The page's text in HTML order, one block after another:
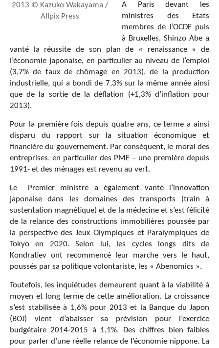
2013 © Kazuko Wakayama /
Allpix Press
A Paris devant les
ministres des Etats
membres de l’OCDE puis
à Bruxelles, Shinzo Abe a
vanté la réussite de son plan de « renaissance » de
l’économie japonaise, en particulier au niveau de l’emploi
(3,7% de taux de chômage en 2013), de la production
industrielle, qui a bondi de 7,3% sur la même année ainsi
que de la sortie de la déflation (+1,3% d’inflation pour
2013).
Pour la première fois depuis quatre ans, ce terme a ainsi
disparu du rapport sur la situation économique et
financière du gouvernement. Par conséquent, le moral des
entreprises, en particulier des PME – une première depuis
1991- et des ménages est revenu au vert.
Le Premier ministre a également vanté l’innovation
japonaise dans les domaines des transports (train à
sustentation magnétique) et de la médecine et s’est félicité
de la relance des constructions immobilières poussée par
la perspective des Jeux Olympiques et Paralympiques de
Tokyo en 2020. Selon lui, les cycles longs dits de
Kondratiev ont recommencé leur marche vers le haut,
poussés par sa politique volontariste, les « Abenomics ».
Toutefois, les inquiétudes demeurent quant à la viabilité à
moyen et long terme de cette amélioration. La croissance
s’est stabilisée à 1,6% pour 2013 et la Banque du Japon
(BOJ) vient d’abaisser sa prévision pour l’exercice
budgétaire 2014-2015 à 1,1%. Des chiffres bien faibles
pour parler d’une réelle relance de l’économie nippone. La